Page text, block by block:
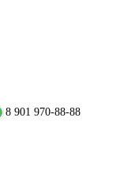
8 901 970-88-88